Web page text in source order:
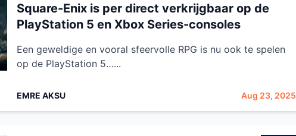
Square-Enix is per direct verkrijgbaar op de
PlayStation 5 en Xbox Series-consoles
Een geweldige en vooral sfeervolle RPG is nu ook te spelen
op de PlayStation 5…...
EMRE AKSU Aug 23, 2025